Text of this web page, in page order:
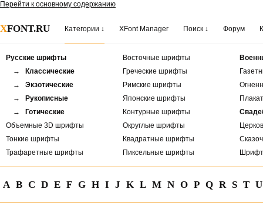
Перейти к основному содержанию
XFONT.RU Категории ↓ XFont Manager Поиск ↓ Форум
Русские шрифты
→ Классические
→ Экзотические
→ Рукописные
→ Готические
Объемные 3D шрифты
Тонкие шрифты
Трафаретные шрифты
Восточные шрифты
Греческие шрифты
Римские шрифты
Японские шрифты
Контурные шрифты
Округлые шрифты
Квадратные шрифты
Пиксельные шрифты
A B C D E F G H I J K L M N O P Q R S T U